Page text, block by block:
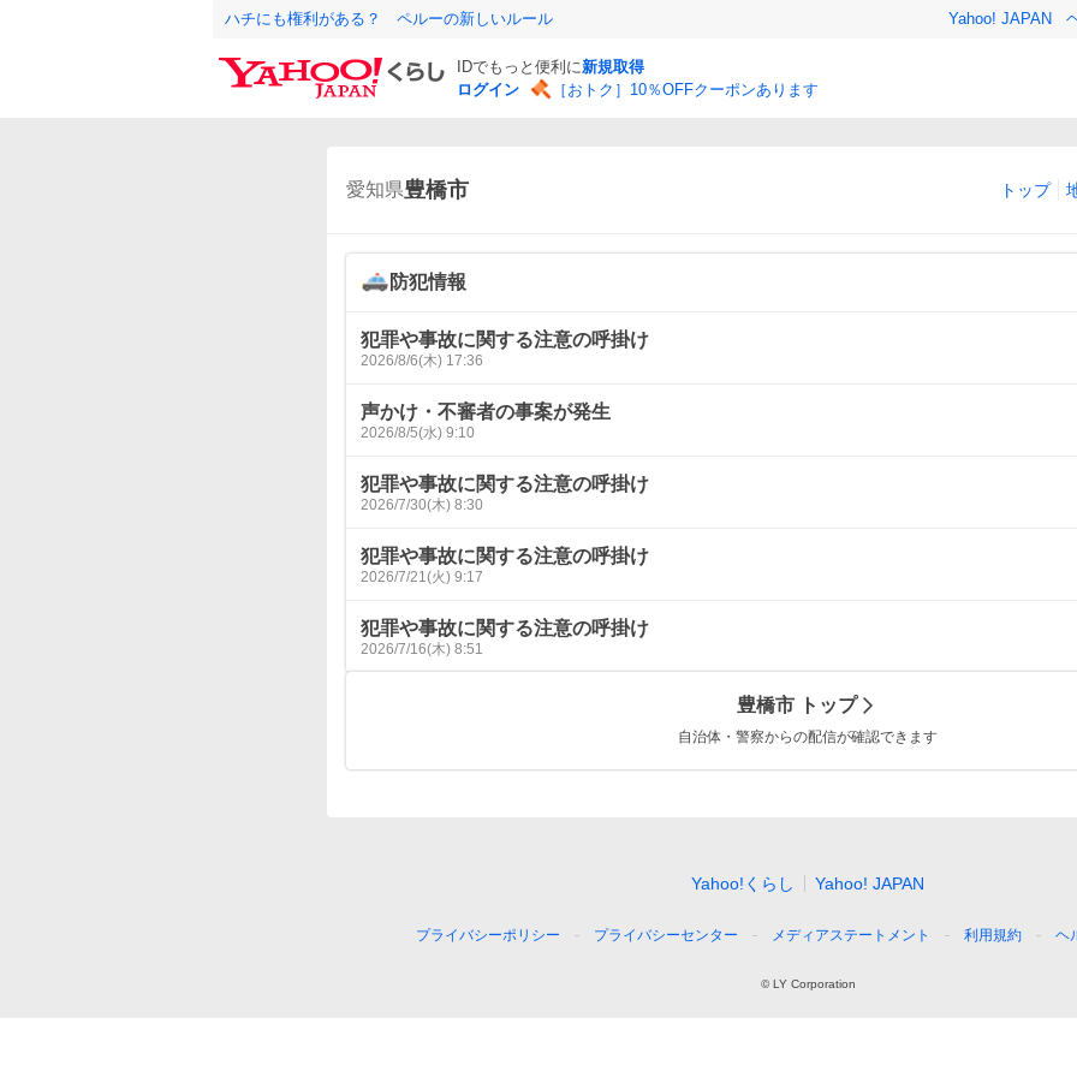
ハチにも権利がある？ ペルーの新しいルール Yahoo! JAPAN
IDでもっと便利に新規取得
ログイン
［おトク］10％OFFクーポンあります
愛知県豊橋市 トップ
防犯情報
犯罪や事故に関する注意の呼掛け
2026/8/6(木) 17:36
声かけ・不審者の事案が発生
2026/8/5(水) 9:10
犯罪や事故に関する注意の呼掛け
2026/7/30(木) 8:30
犯罪や事故に関する注意の呼掛け
2026/7/21(火) 9:17
犯罪や事故に関する注意の呼掛け
2026/7/16(木) 8:51
豊橋市 トップ
自治体・警察からの配信が確認できます
Yahoo!くらし Yahoo! JAPAN
プライバシーポリシー プライバシーセンター メディアステートメント 利用規約 ヘ
©LY Corporation